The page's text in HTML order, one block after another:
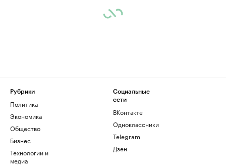
Рубрики
Политика
Экономика
Общество
Бизнес
Технологии и
медиа
Социальные
сети
ВКонтакте
Одноклассники
Telegram
Дзен